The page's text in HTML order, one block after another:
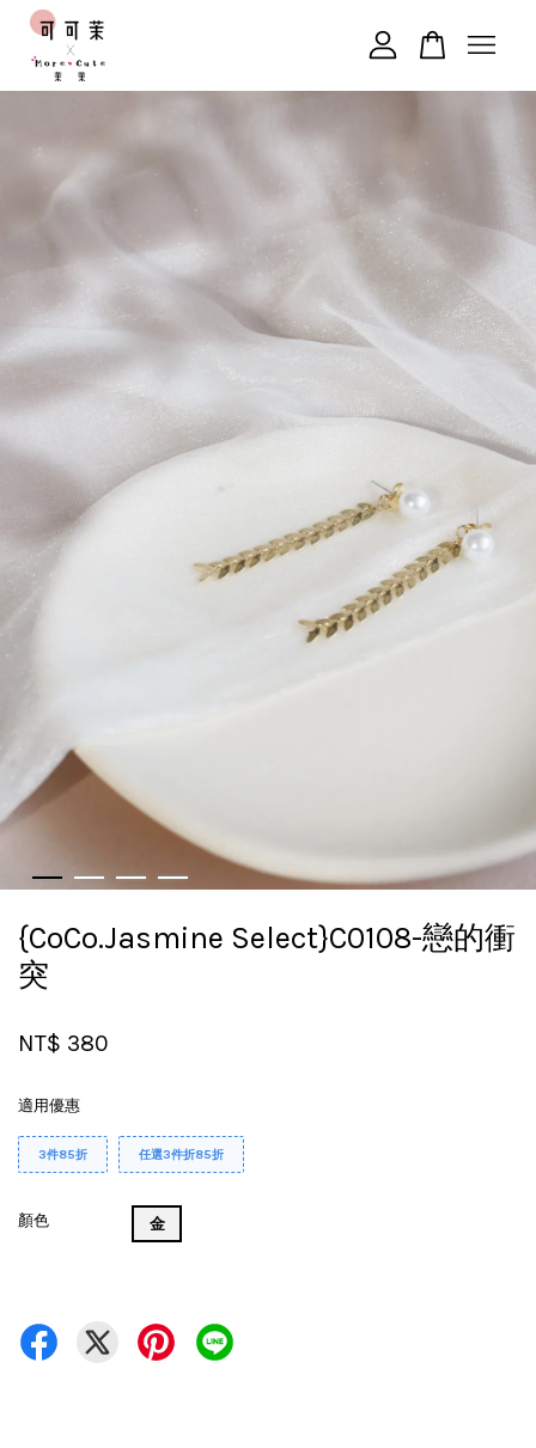
{CoCo.Jasmine Select}C0108-戀的衝
突
NT$ 380
適用優惠
3件85折 任選3件折85折
顏色 金